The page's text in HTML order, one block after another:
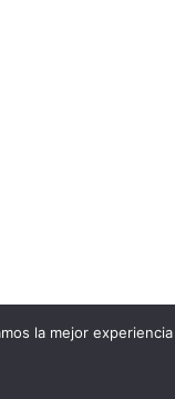
la mejor